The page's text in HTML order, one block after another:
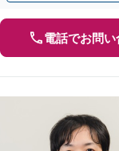
電話でお問い